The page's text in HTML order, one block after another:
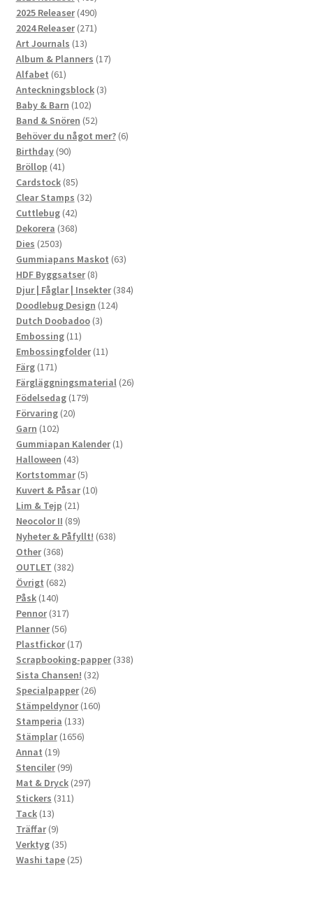
produkter
2025 Releaser 490490
produkter
2024 Releaser 271271
Art Journals 1313
produkter
Album & Planners 1717
Alfabet 6161
produkter
Anteckningsblock 33
Baby & Barn 102102
produkter
Band & Snören 5252
produkter
Behöver du något mer? 66
Birthday 9090
Bröllop 4141
produkter
Cardstock 8585
produkter
Clear Stamps 3232
Cuttlebug 4242
produkter
Dekorera 368368
Dies 25032503
produkter
Gummiapans Maskot 6363
HDF Byggsatser 88
produkter
Djur | Fåglar | Insekter 384384
Doodlebug Design 124124
Dutch Doobadoo 33
Embossing 1111
produkter
Embossingfolder 1111
Färg 171171
produkter
Färgläggningsmaterial 2626
Födelsedag 179179
Förvaring 2020
Garn 102102
produkter
Gummiapan Kalender 11
Halloween 4343
produkter
Kortstommar 55
produkter
Kuvert & Påsar 1010
Lim & Tejp 2121
produkter
Neocolor II 8989
produkter
Nyheter & Påfyllt! 638638
Other 368368
produkter
OUTLET 382382
Övrigt 682682
Påsk 140140
produkter
Pennor 317317
produkter
Planner 5656
produkter
Plastfickor 1717
produkter
Scrapbooking-papper 338338
Sista Chansen! 3232
produkter
Specialpapper 2626
produkter
Stämpeldynor 160160
Stamperia 133133
produkter
Stämplar 16561656
Annat 1919
produkter
Stenciler 9999
produkter
Mat & Dryck 297297
Stickers 311311
Tack 1313
produkter
Träffar 99
produkter
Verktyg 3535
produkter
Washi tape 2525